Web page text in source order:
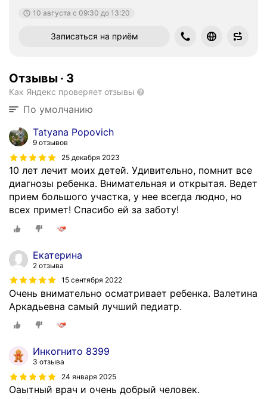
10 августа c 09:30 до 13:20
Записаться на приём
Отзывы · 3
Как Яндекс проверяет отзывы
По умолчанию
Tatyana Popovich
9 отзывов
25 декабря 2023
10 лет лечит моих детей. Удивительно, помнит все
диагнозы ребенка. Внимательная и открытая. Ведет
прием большого участка, у нее всегда людно, но
всех примет! Спасибо ей за заботу!
Екатерина
2 отзыва
15 сентября 2022
Очень внимательно осматривает ребенка. Валетина
Аркадьевна самый лучший педиатр.
Инкогнито 8399
3 отзыва
24 января 2025
Оаытный врач и очень добрый человек.